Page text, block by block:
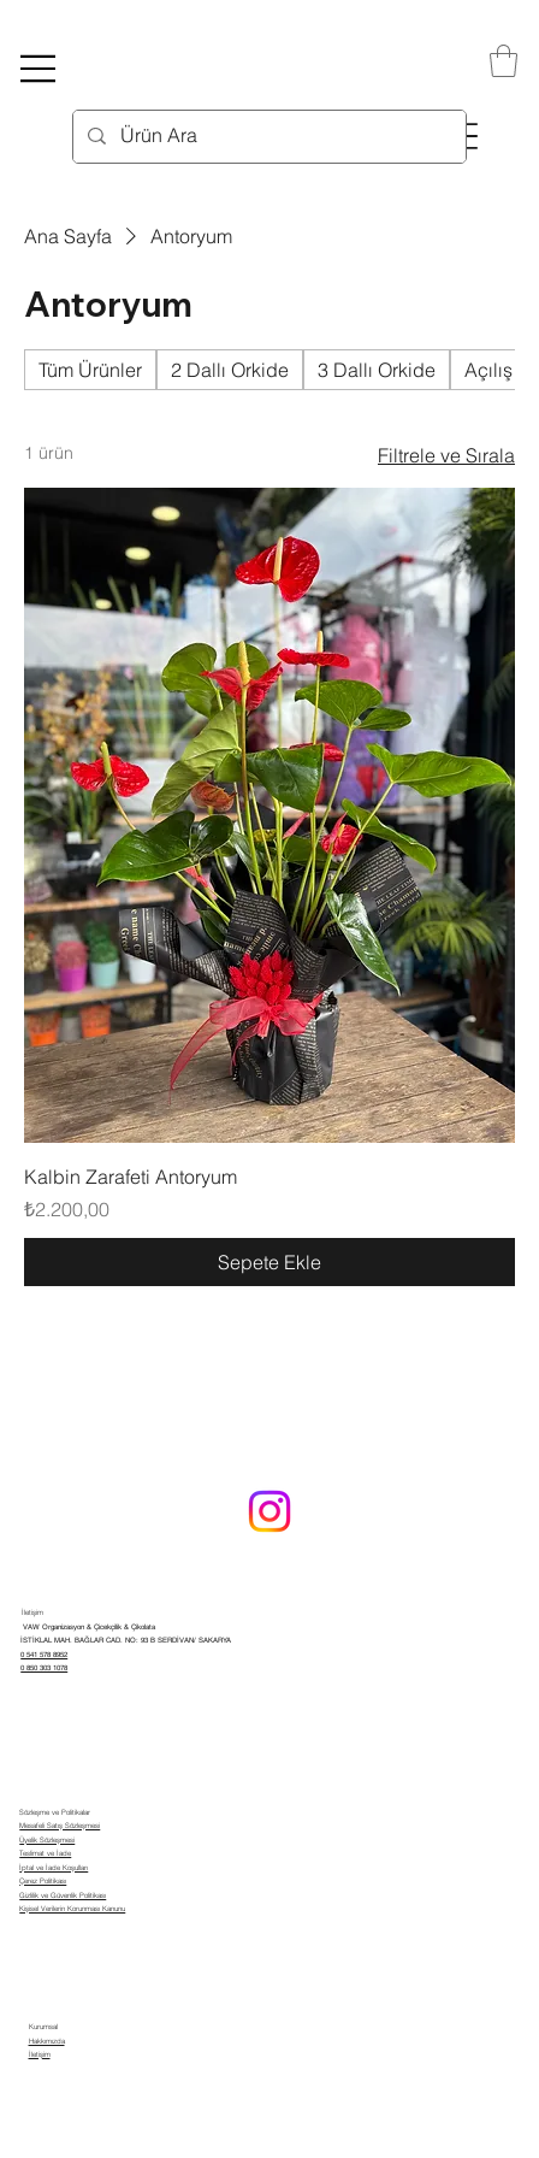
Ana Sayfa Antoryum
Antoryum
Tüm Ürünler 2 Dallı Orkide 3 Dallı Orkide Açılış
1 ürün Filtrele ve Sırala
Kalbin Zarafeti Antoryum
Fiyat
₺2.200,00
Sepete Ekle
Sözleşme ve Politikalar
Mesafeli Satış Sözleşmesi
Üyelik Sözleşmesi
Teslimat ve İade
İptal ve İade Koşulları
Çerez Politikası
Kişisel Verilerin Korunması Kanunu
Gizlilik ve Güvenlik Politikası
Kurumsal
Hakkımızda
İletişim
İletişim
VAW Organizasyon & Çicekçilik & Çikolata
İSTİKLAL MAH. BAĞLAR CAD. NO: 93 B SERDİVAN/ SAKARYA
0 541 578 8952
0 850 303 1078